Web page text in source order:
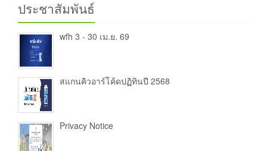
ประชาสัมพันธ์
wfh 3 - 30 เม.ย. 69
สแกนคิวอาร์โค้ดปฏิทินปี 2568
Privacy Notice